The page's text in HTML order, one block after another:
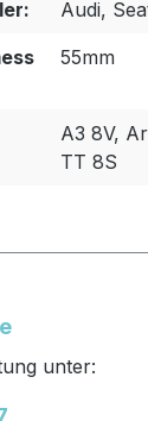
Audi,
55mm
A3 8V,
TT 8S
unter: